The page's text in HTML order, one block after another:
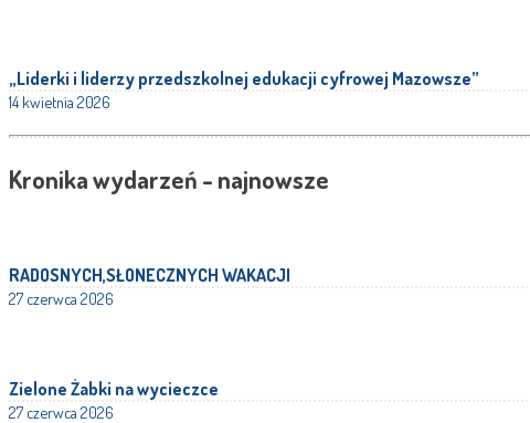
„Liderki i liderzy przedszkolnej edukacji cyfrowej Mazowsze”
14 kwietnia 2026
Kronika wydarzeń - najnowsze
RADOSNYCH,SŁONECZNYCH WAKACJI
27 czerwca 2026
Zielone Żabki na wycieczce
27 czerwca 2026